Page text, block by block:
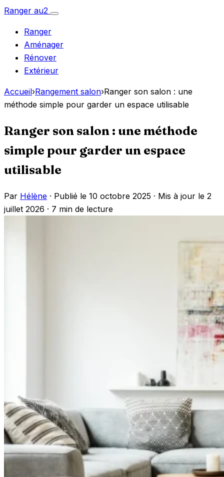
Aller
contenu
Ranger au2
Ouvrir
Ranger
Aménager
Rénover
Extérieur
Accueil›Rangement salon›Ranger son salon : une
méthode simple pour garder un espace utilisable
Ranger son salon : une méthode
simple pour garder un espace
utilisable
Par Hélène · Publié le 10 octobre 2025 · Mis à jour le 2
juillet 2026 · 7 min de lecture